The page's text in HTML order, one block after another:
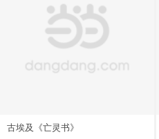
古埃及《亡灵书》